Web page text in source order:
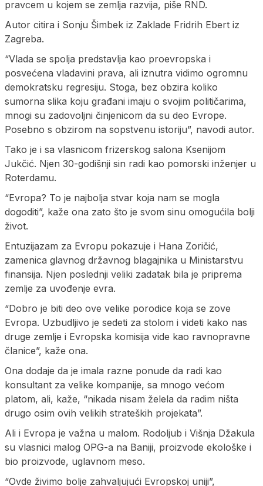
pravcem u kojem se zemlja razvija, piše RND.
Autor citira i Sonju Šimbek iz Zaklade Fridrih Ebert iz
Zagreba.
“Vlada se spolja predstavlja kao proevropska i
posvećena vladavini prava, ali iznutra vidimo ogromnu
demokratsku regresiju. Stoga, bez obzira koliko
sumorna slika koju građani imaju o svojim političarima,
mnogi su zadovoljni činjenicom da su deo Evrope.
Posebno s obzirom na sopstvenu istoriju”, navodi autor.
Tako je i sa vlasnicom frizerskog salona Ksenijom
Jukčić. Njen 30-godišnji sin radi kao pomorski inženjer u
Roterdamu.
“Evropa? To je najbolja stvar koja nam se mogla
dogoditi”, kaže ona zato što je svom sinu omogućila bolji
život.
Entuzijazam za Evropu pokazuje i Hana Zoričić,
zamenica glavnog državnog blagajnika u Ministarstvu
finansija. Njen poslednji veliki zadatak bila je priprema
zemlje za uvođenje evra.
“Dobro je biti deo ove velike porodice koja se zove
Evropa. Uzbudljivo je sedeti za stolom i videti kako nas
druge zemlje i Evropska komisija vide kao ravnopravne
članice”, kaže ona.
Ona dodaje da je imala razne ponude da radi kao
konsultant za velike kompanije, sa mnogo većom
platom, ali, kaže, “nikada nisam želela da radim ništa
drugo osim ovih velikih strateških projekata”.
Ali i Evropa je važna u malom. Rodoljub i Višnja Džakula
su vlasnici malog OPG-a na Baniji, proizvode ekološke i
bio proizvode, uglavnom meso.
“Ovde živimo bolje zahvaljujući Evropskoj uniji”,